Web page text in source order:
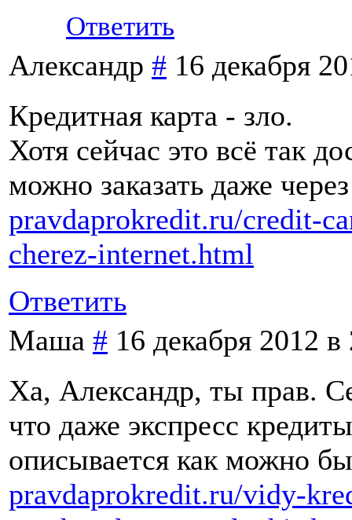
Ответить
Александр # 16 декабря
Кредитная карта - зло.
Хотя сейчас это всё так
можно заказать даже
pravdaprokredit.ru/credit-
cherez-internet.html
Ответить
Маша # 16 декабря 2012 в
Ха, Александр, ты прав.
что даже экспресс
описывается как можно
pravdaprokredit.ru/vidy-